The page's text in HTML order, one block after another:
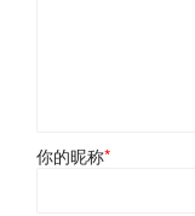
你的昵称*